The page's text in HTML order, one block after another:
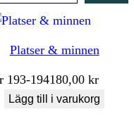
Platser & minnen
193-194180,00kr
Lägg till i varukorg